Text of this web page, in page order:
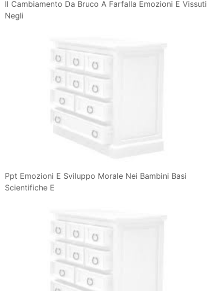
Il Cambiamento Da Bruco A Farfalla Emozioni E Vissuti
Negli
Ppt Emozioni E Sviluppo Morale Nei Bambini Basi
Scientifiche E